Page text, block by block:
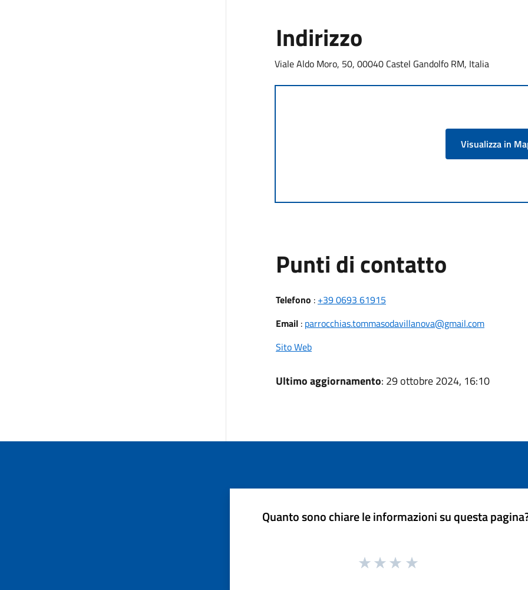
Indirizzo
Viale Aldo Moro, 50, 00040 Castel Gandolfo RM, Italia
Visualizza in
Punti di contatto
Telefono : +39 0693 61915
Email: parrocchias.tommasodavillanova@gmail.com
Sito Web
Ultimo aggiornamento: 29 ottobre 2024, 16:10
Quanto sono chiare le informazioni su questa